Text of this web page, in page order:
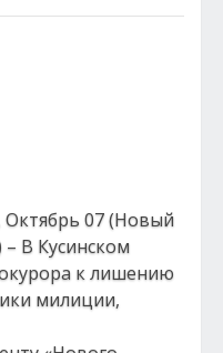
Октябрь 07 (Новый
– В Кусинском
к лишению
милиции,